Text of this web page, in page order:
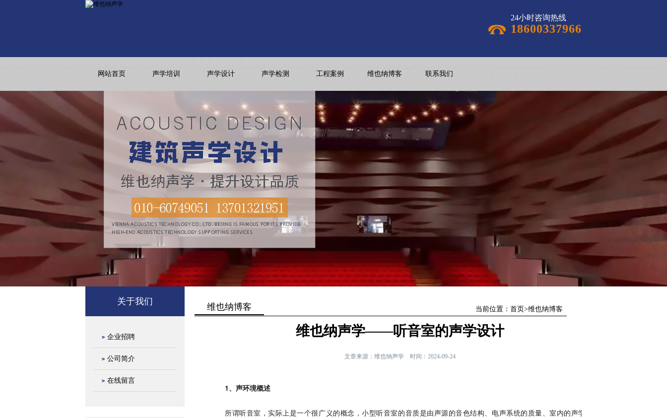
24小时咨询热线
18600337966
网站首页 声学培训 声学设计 声学检测 工程案例 维也纳博客 联系我们
关于我们
企业招聘
公司简介
在线留言
维也纳博客 当前位置： 首页>维也纳博客
维也纳声学——听音室的声学设计
文章来源：维也纳声学 时间：2024-09-24
1、声环境概述
所谓听音室，实际上是一个很广义的概念，小型听音室的音质是由声源的音色结构、电声系统的质量、室内的声学条